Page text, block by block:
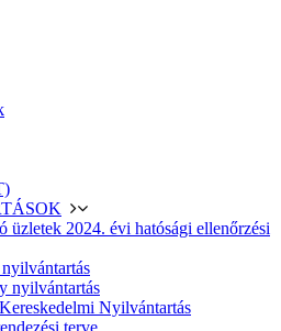
üzletek 2024. évi hatósági ellenőrzési
nyilvántartás
Nyilvántartás
terve